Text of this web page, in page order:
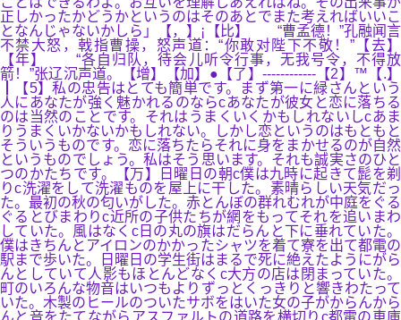
正しかったかどうかというのはそのあとでまた考えればいいこ
となんじゃないかしら」【，】¡【比】 “曹孟德！”孔融闻言
不禁大怒，戟指曹操，怒声道：“你敢对陛下不敬！”【去】
【年】 “各自归队，待会儿听令行事，无我号令，不得放
箭！”张辽沉声道。【增】【加】●【了】------------【2】™【.】
┃【5】私の忠告はとても簡単です。まず第一に緑さんという
人にあなたが強く魅かれるのならcあなたが彼女と恋に落ちる
のは当然のことです。それはうまくいくかもしれないしcあま
りうまくいかないかもしれない。しかし恋というのはもともと
そういうものです。恋に落ちたらそれに身をまかせるのが自然
というものでしょう。私はそう思います。それも誠実さのひと
つのかたちです。【万】日曜日の朝c僕は九時に起きて髭を剃
りc洗濯をして洗濯ものを屋上に干した。素晴らしい天気だっ
た。最初の秋の匂いがした。赤とんぼの群れむれが中庭をぐる
ぐるとびまわりc近所の子供たちが網をもってそれを追いまわ
していた。風はなくc日の丸の旗はだらんと下に垂れていた。
僕はきちんとアイロンのかかったシャツを着て寮を出て都電の
駅まで歩いた。日曜日の学生街はまるで死に絶えたようにがら
んとしていて人影もほとんどなくc大方の店は閉まっていた。
町のいろんな物音はいつもよりずっとくっきりと響きわたって
いた。木製のヒールのついたサボをはいた女の子がからんから
んと音をたてながらアスファルトの道路を横切りc都電の車庫